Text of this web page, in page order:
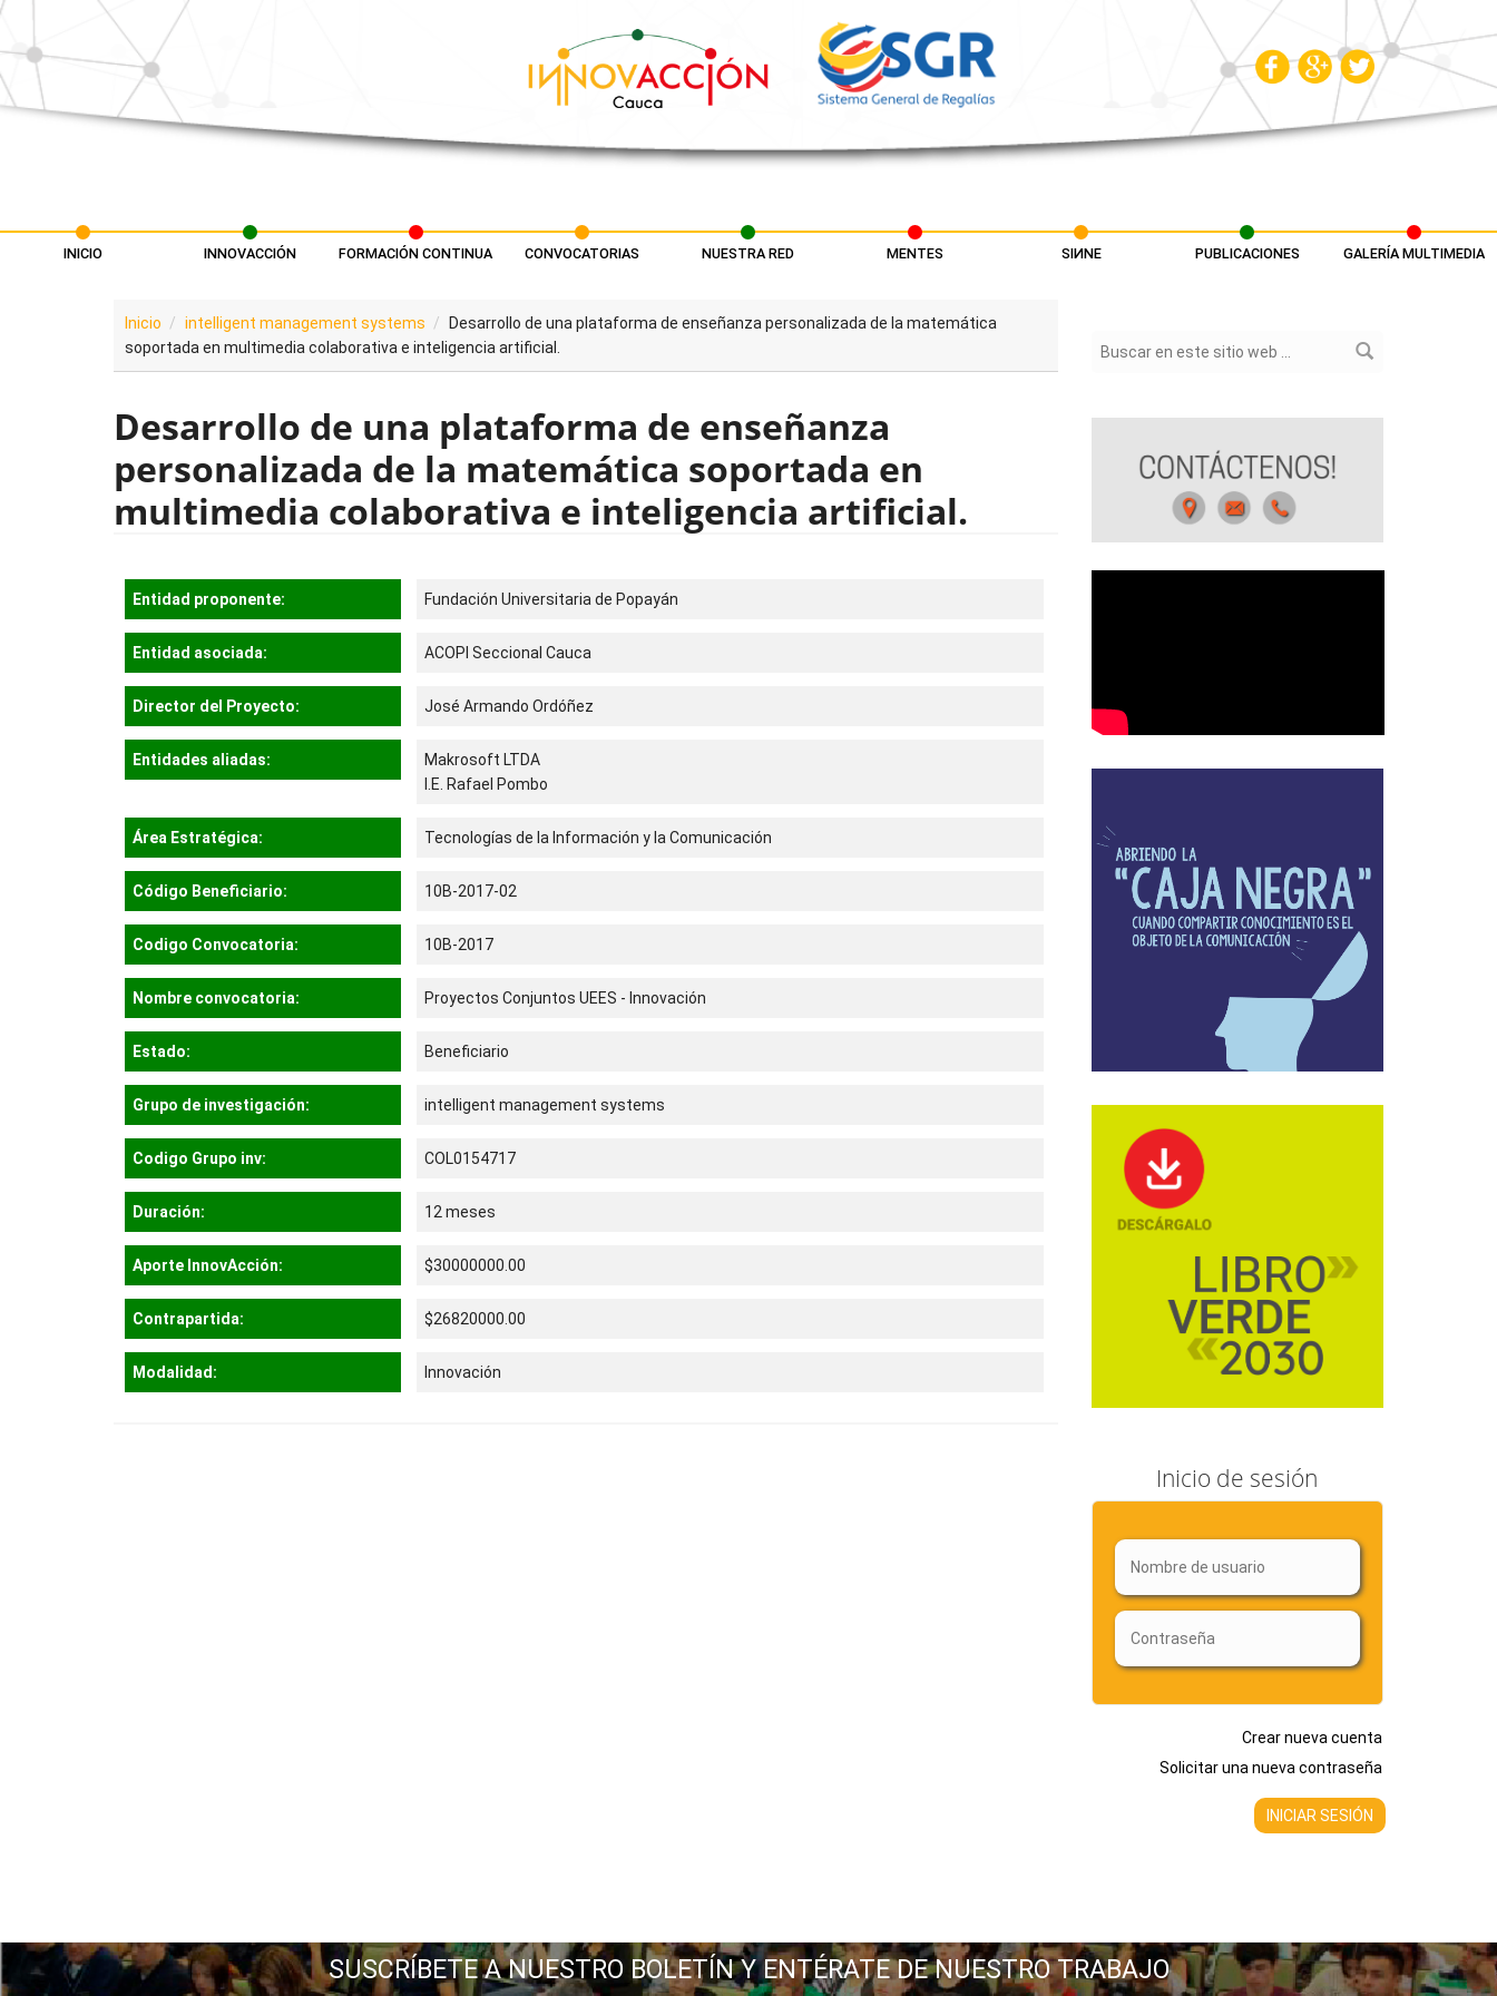
Pasar al contenido principal
INICIO INNOVACCIÓN FORMACIÓN CONTINUA CONVOCATORIAS NUESTRA RED MENTES SIИNE PUBLICACIONES GALERÍA MULTIMEDIA
Inicio intelligent management systems
Desarrollo de una plataforma de enseñanza personalizada de la matemática
soportada en multimedia colaborativa e inteligencia artificial.
Desarrollo de una plataforma de enseñanza
personalizada de la matemática soportada en
multimedia colaborativa e inteligencia artificial.
Entidad proponente: Fundación Universitaria de Popayán
Entidad asociada: ACOPI Seccional Cauca
Director del Proyecto: José Armando Ordóñez
Entidades aliadas:
Makrosoft LTDA
I.E. Rafael Pombo
Área Estratégica: Tecnologías de la Información y la Comunicación
Código Beneficiario: 10B-2017-02
Codigo Convocatoria: 10B-2017
Nombre convocatoria: Proyectos Conjuntos UEES - Innovación
Estado: Beneficiario
Grupo de investigación: intelligent management systems
Codigo Grupo inv: COL0154717
Duración: 12 meses
Aporte InnovAcción: $30000000.00
Contrapartida: $26820000.00
Modalidad: Innovación
Formulario de búsqueda
Inicio de sesión
Crear nueva cuenta
Solicitar una nueva contraseña
SUSCRÍBETE A NUESTRO BOLETÍN Y ENTÉRATE DE NUESTRO TRABAJO